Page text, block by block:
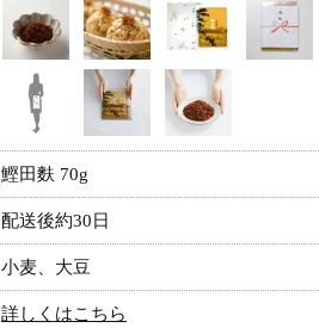
鰹田麩 70g
配送後約30日
小麦、大豆
詳しくはこちら